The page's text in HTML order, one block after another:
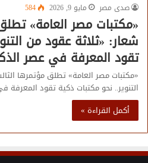
صدى مصر
مايو 9, 2026 584
«مكتبات مصر العامة»
شعار: «ثلاثة عقود من
تقود المعرفة في عصر
«مكتبات مصر العامة» تطلق مؤتمرها
التنوير.. نحو مكتبات ذكية تقود المعرفة
أكمل القراءة »